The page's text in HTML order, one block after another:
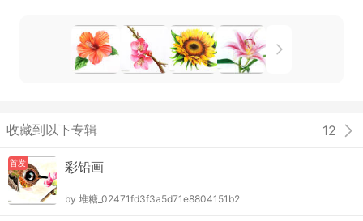
收藏到以下专辑 12
首发 彩铅画
by 堆糖_02471fd3f3a5d71e8804151b2